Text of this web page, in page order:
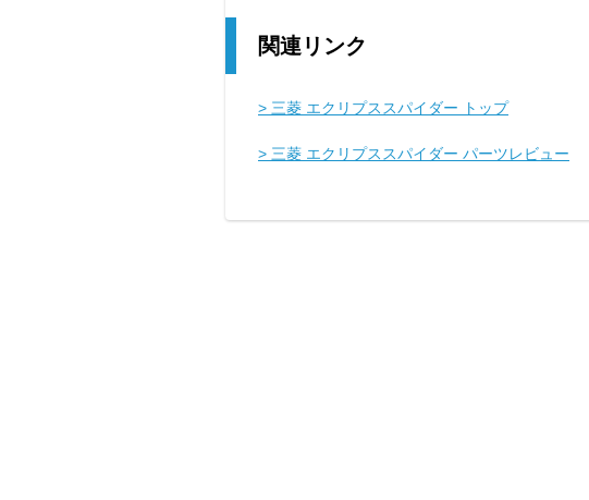
関連リンク
> 三菱 エクリプススパイダー トップ
> 三菱 エクリプススパイダー パーツレビュー